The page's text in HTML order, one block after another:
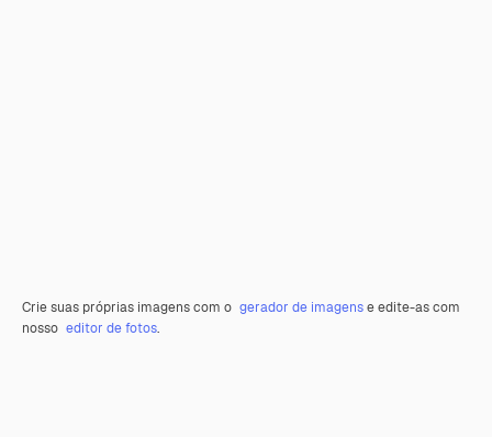
Crie suas próprias imagens com o gerador de imagense edite-as com
nosso editor de fotos.